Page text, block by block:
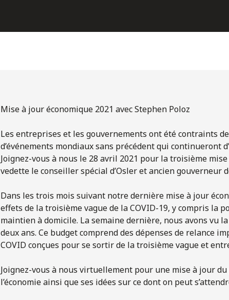
Mise à jour économique 2021 avec Stephen Poloz
Les entreprises et les gouvernements ont été contraints
d’événements mondiaux sans précédent qui continueront
Joignez-vous à nous le 28 avril 2021 pour la troisième
vedette le conseiller spécial d’Osler et ancien gouverneur
Dans les trois mois suivant notre dernière mise à jour
effets de la troisième vague de la COVID-19, y compris la
maintien à domicile. La semaine dernière, nous avons vu
deux ans. Ce budget comprend des dépenses de relance
COVID conçues pour se sortir de la troisième vague et
Joignez-vous à nous virtuellement pour une mise à jour
l’économie ainsi que ses idées sur ce dont on peut